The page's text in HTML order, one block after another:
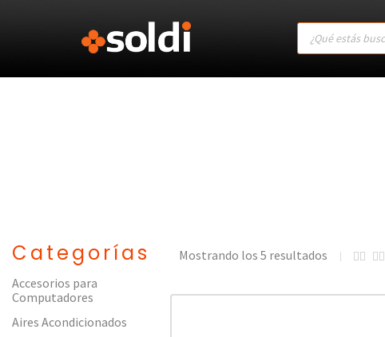
Products
search
Mostrando los 5 resultados
Categorías
Accesorios para
Computadores
Aires Acondicionados